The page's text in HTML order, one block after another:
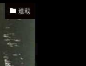
連載